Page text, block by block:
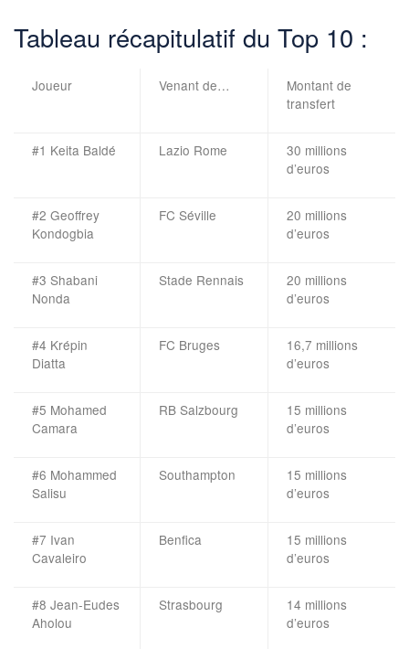
Tableau récapitulatif du Top 10 :
Joueur Venant de…
Montant de
transfert
#1 Keita Baldé Lazio Rome
30 millions
d’euros
#2 Geoffrey
Kondogbia
FC Séville
20 millions
d’euros
#3 Shabani
Nonda
Stade Rennais
20 millions
d’euros
#4 Krépin
Diatta
FC Bruges
16,7 millions
d’euros
#5 Mohamed
Camara
RB Salzbourg
15 millions
d’euros
#6 Mohammed
Salisu
Southampton
15 millions
d’euros
#7 Ivan
Cavaleiro
Benfica
15 millions
d’euros
#8 Jean-Eudes
Aholou
Strasbourg
14 millions
d’euros